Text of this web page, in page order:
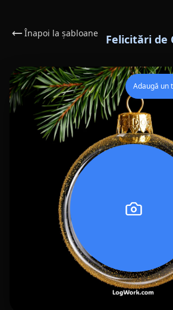
Înapoi la șabloane Felicitări de
Adaugă un